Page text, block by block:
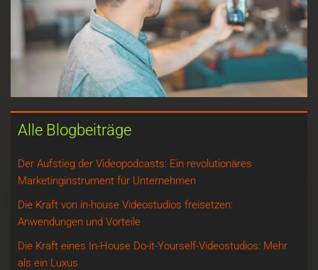
Alle Blogbeiträge
Der Aufstieg der Videopodcasts: Ein revolutionäres
Marketinginstrument für Unternehmen
Die Kraft von in-house Videostudios freisetzen:
Anwendungen und Vorteile
Die Kraft eines In-House Do-it-Yourself-Videostudios: Mehr
als ein Luxus